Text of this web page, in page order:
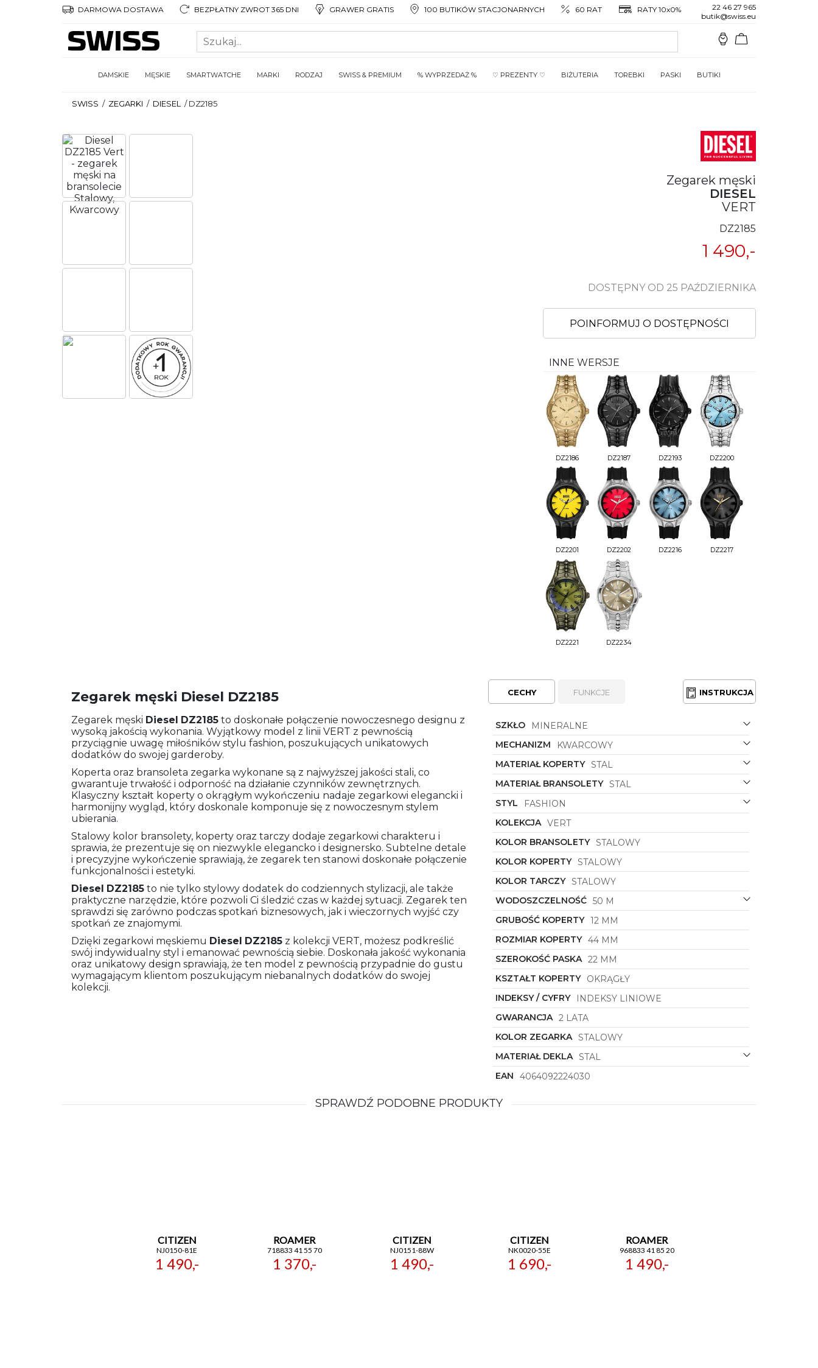
DARMOWA DOSTAWA BEZPŁATNY ZWROT 365 DNI GRAWER GRATIS 100 BUTIKÓW STACJONARNYCH 60 RAT RATY 10x0%
22 46 27 965
butik@swiss.eu
DAMSKIE MĘSKIE SMARTWATCHE MARKI RODZAJ SWISS & PREMIUM % WYPRZEDAŻ % ♡ PREZENTY ♡ BIŻUTERIA TOREBKI PASKI BUTIKI
SWISS / ZEGARKI / DIESEL /DZ2185
Zegarek męski
DIESEL
VERT
DZ2185
1 490,-
DOSTĘPNY OD 25 PAŹDZIERNIKA
POINFORMUJ O DOSTĘPNOŚCI
INNE WERSJE
DZ2186 DZ2187 DZ2193 DZ2200
DZ2201 DZ2202 DZ2216 DZ2217
DZ2221 DZ2234
Zegarek męski Diesel DZ2185
Zegarek męski Diesel DZ2185 to doskonałe połączenie nowoczesnego designu z
wysoką jakością wykonania. Wyjątkowy model z linii VERT z pewnością
przyciągnie uwagę miłośników stylu fashion, poszukujących unikatowych
dodatków do swojej garderoby.
Koperta oraz bransoleta zegarka wykonane są z najwyższej jakości stali, co
gwarantuje trwałość i odporność na działanie czynników zewnętrznych.
Klasyczny kształt koperty o okrągłym wykończeniu nadaje zegarkowi elegancki i
harmonijny wygląd, który doskonale komponuje się z nowoczesnym stylem
ubierania.
Stalowy kolor bransolety, koperty oraz tarczy dodaje zegarkowi charakteru i
sprawia, że prezentuje się on niezwykle elegancko i designersko. Subtelne detale
i precyzyjne wykończenie sprawiają, że zegarek ten stanowi doskonałe połączenie
funkcjonalności i estetyki.
Diesel DZ2185 to nie tylko stylowy dodatek do codziennych stylizacji, ale także
praktyczne narzędzie, które pozwoli Ci śledzić czas w każdej sytuacji. Zegarek ten
sprawdzi się zarówno podczas spotkań biznesowych, jak i wieczornych wyjść czy
spotkań ze znajomymi.
Dzięki zegarkowi męskiemu Diesel DZ2185 z kolekcji VERT, możesz podkreślić
swój indywidualny styl i emanować pewnością siebie. Doskonała jakość wykonania
oraz unikatowy design sprawiają, że ten model z pewnością przypadnie do gustu
wymagającym klientom poszukującym niebanalnych dodatków do swojej
kolekcji.
CECHY FUNKCJE INSTRUKCJA
SZKŁO
MINERALNE
MECHANIZM
KWARCOWY
MATERIAŁ KOPERTY STAL
MATERIAŁ BRANSOLETY STAL
STYL
FASHION
KOLEKCJA VERT
KOLOR BRANSOLETY STALOWY
KOLOR KOPERTY STALOWY
KOLOR TARCZY STALOWY
WODOSZCZELNOŚĆ 50 M
GRUBOŚĆ KOPERTY 12 MM
ROZMIAR KOPERTY 44 MM
SZEROKOŚĆ PASKA 22 MM
KSZTAŁT KOPERTY
OKRĄGŁY
INDEKSY / CYFRY
INDEKSY LINIOWE
GWARANCJA 2 LATA
KOLOR ZEGARKA STALOWY
MATERIAŁ DEKLA STAL
EAN
4064092224030
SPRAWDŹ PODOBNE PRODUKTY
CITIZEN
NJ0150-81E
1 490,-
ROAMER
718833 41 55 70
1 370,-
CITIZEN
NJ0151-88W
1 490,-
CITIZEN
NK0020-55E
1 690,-
ROAMER
968833 41 85 20
1 490,-